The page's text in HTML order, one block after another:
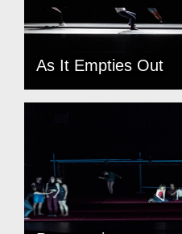
As It Empties Out